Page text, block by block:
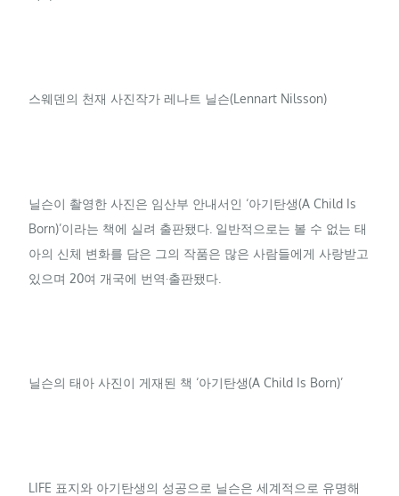
스웨덴의 천재 사진작가 레나트 닐슨(Lennart Nilsson)
닐슨이 촬영한 사진은 임산부 안내서인 ‘아기탄생(A Child Is
Born)’이라는 책에 실려 출판됐다. 일반적으로는 볼 수 없는 태
아의 신체 변화를 담은 그의 작품은 많은 사람들에게 사랑받고
있으며 20여 개국에 번역·출판됐다.
닐슨의 태아 사진이 게재된 책 ‘아기탄생(A Child Is Born)’
LIFE 표지와 아기탄생의 성공으로 닐슨은 세계적으로 유명해